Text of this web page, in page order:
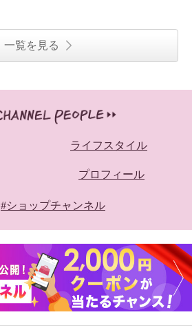
一覧を見る
ライフスタイル
プロフィール
#ショップチャンネル